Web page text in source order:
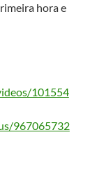
hora e
101554
967065732